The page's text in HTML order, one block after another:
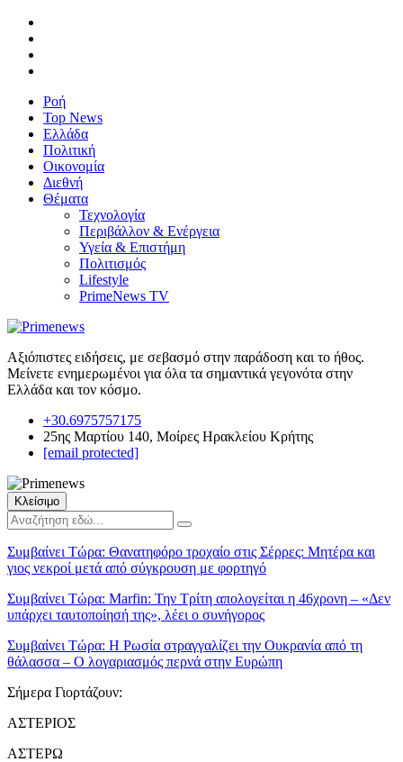
Ροή
Top News
Ελλάδα
Πολιτική
Οικονομία
Διεθνή
Θέματα
Τεχνολογία
Περιβάλλον & Ενέργεια
Υγεία & Επιστήμη
Πολιτισμός
Lifestyle
PrimeNews TV
Αξιόπιστες ειδήσεις, με σεβασμό στην παράδοση και το ήθος.
Μείνετε ενημερωμένοι για όλα τα σημαντικά γεγονότα στην
Ελλάδα και τον κόσμο.
+30.6975757175
25ης Μαρτίου 140, Μοίρες Ηρακλείου Κρήτης
[email protected]
Κλείσιμο
Συμβαίνει Τώρα: Θανατηφόρο τροχαίο στις Σέρρες: Μητέρα και
γιος νεκροί μετά από σύγκρουση με φορτηγό
Συμβαίνει Τώρα: Marfin: Την Τρίτη απολογείται η 46χρονη – «Δεν
υπάρχει ταυτοποίησή της», λέει ο συνήγορος
Συμβαίνει Τώρα: Η Ρωσία στραγγαλίζει την Ουκρανία από τη
θάλασσα – Ο λογαριασμός περνά στην Ευρώπη
Σήμερα Γιορτάζουν:
ΑΣΤΕΡΙΟΣ
ΑΣΤΕΡΩ